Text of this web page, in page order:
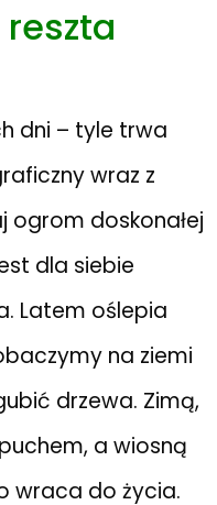
reszta
dni – tyle trwa
wraz z
ogrom doskonałej
dla siebie
Latem oślepia
na ziemi
drzewa. Zimą,
a wiosną
wraca do życia.